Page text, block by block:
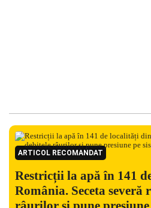
ARTICOL RECOMANDAT
Restricții la apă în 141
România. Seceta severă